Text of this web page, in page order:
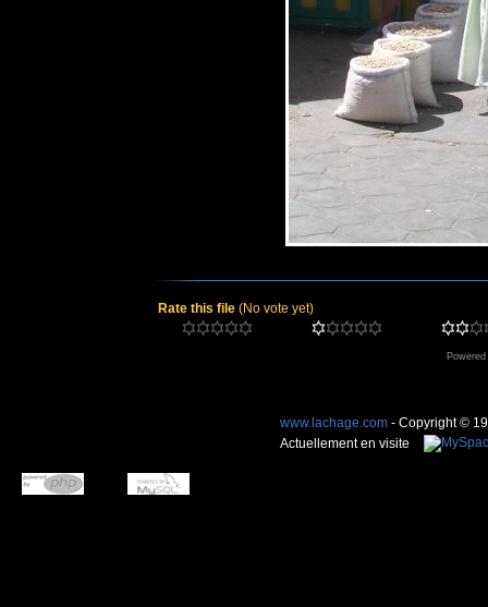
Rate this file (No vote yet)
www.lachage.com - Copyright ©
Actuellement en visite